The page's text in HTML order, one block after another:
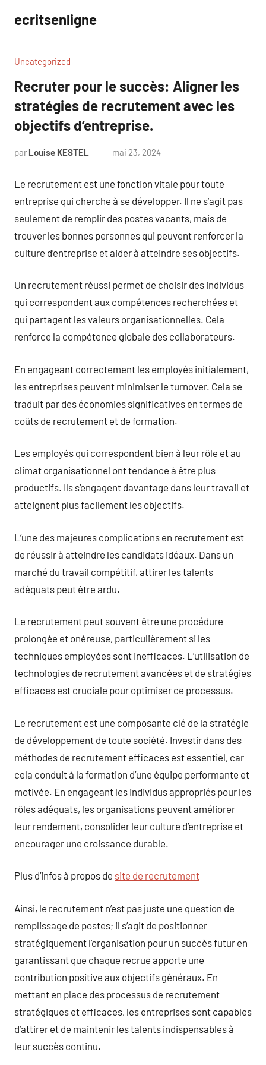
contenu
ecritsenligne
Uncategorized
Recruter pour le succès: Aligner les
stratégies de recrutement avec les
objectifs d’entreprise.
par Louise KESTEL mai 23, 2024
Le recrutement est une fonction vitale pour toute
entreprise qui cherche à se développer. Il ne s’agit pas
seulement de remplir des postes vacants, mais de
trouver les bonnes personnes qui peuvent renforcer la
culture d’entreprise et aider à atteindre ses objectifs.
Un recrutement réussi permet de choisir des individus
qui correspondent aux compétences recherchées et
qui partagent les valeurs organisationnelles. Cela
renforce la compétence globale des collaborateurs.
En engageant correctement les employés initialement,
les entreprises peuvent minimiser le turnover. Cela se
traduit par des économies significatives en termes de
coûts de recrutement et de formation.
Les employés qui correspondent bien à leur rôle et au
climat organisationnel ont tendance à être plus
productifs. Ils s’engagent davantage dans leur travail et
atteignent plus facilement les objectifs.
L’une des majeures complications en recrutement est
de réussir à atteindre les candidats idéaux. Dans un
marché du travail compétitif, attirer les talents
adéquats peut être ardu.
Le recrutement peut souvent être une procédure
prolongée et onéreuse, particulièrement si les
techniques employées sont inefficaces. L’utilisation de
technologies de recrutement avancées et de stratégies
efficaces est cruciale pour optimiser ce processus.
Le recrutement est une composante clé de la stratégie
de développement de toute société. Investir dans des
méthodes de recrutement efficaces est essentiel, car
cela conduit à la formation d’une équipe performante et
motivée. En engageant les individus appropriés pour les
rôles adéquats, les organisations peuvent améliorer
leur rendement, consolider leur culture d’entreprise et
encourager une croissance durable.
Plus d’infos à propos de site de recrutement
Ainsi, le recrutement n’est pas juste une question de
remplissage de postes; il s’agit de positionner
stratégiquement l’organisation pour un succès futur en
garantissant que chaque recrue apporte une
contribution positive aux objectifs généraux. En
mettant en place des processus de recrutement
stratégiques et efficaces, les entreprises sont capables
d’attirer et de maintenir les talents indispensables à
leur succès continu.